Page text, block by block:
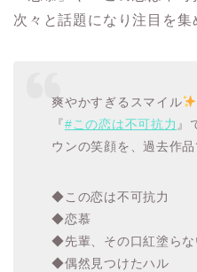
次々と話題になり注目を集
爽やかすぎるスマイル
『#この恋は不可抗力 』
ウンの笑顔を、過去作
◆この恋は不可抗力
◆恋慕
◆先輩、その口紅塗らな
◆偶然見つけたハル